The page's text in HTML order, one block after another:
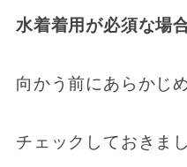
水着着用が必須な場
向かう前にあらかじ
チェックしておきま